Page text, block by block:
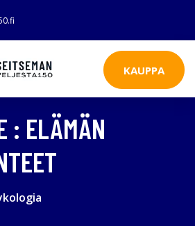
KAUPPA
: ELÄMÄN